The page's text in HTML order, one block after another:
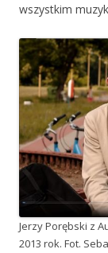
wszystkim
Jerzy Porębski z
2013 rok. Fot.